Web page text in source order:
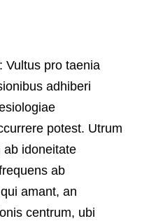
Vultus pro taenia
adhiberi
potest. Utrum
ab idoneitate
ab
amant, an
centrum, ubi